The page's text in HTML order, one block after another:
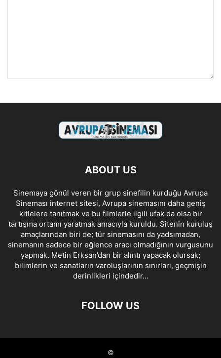
ABOUT US
Sinemaya gönül veren bir grup sinefilin kurduğu Avrupa
Sineması internet sitesi, Avrupa sinemasını daha geniş
kitlelere tanıtmak ve bu filmlerle ilgili ufak da olsa bir
tartışma ortamı yaratmak amacıyla kuruldu. Sitenin kuruluş
amaçlarından biri de; tür sinemasını da yadsımadan,
sinemanın sadece bir eğlence aracı olmadığının vurgusunu
yapmak. Metin Erksan’dan bir alıntı yapacak olursak;
bilimlerin ve sanatların varoluşlarının sınırları, geçmişin
derinlikleri içindedir…
FOLLOW US
©